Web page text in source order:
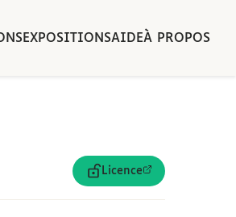
EXPOSITIONSAIDEÀ PROPOS
Licence